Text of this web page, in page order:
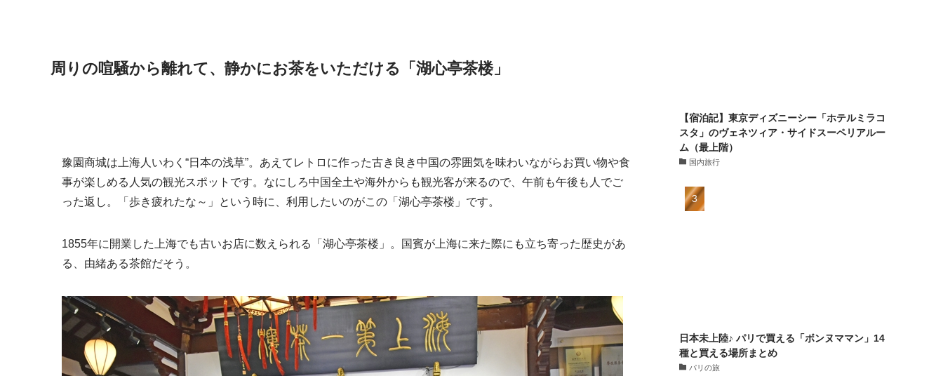
周りの喧騒から離れて、静かにお茶をいただける「湖心亭茶楼」
豫園商城は上海人いわく“日本の浅草”。あえてレトロに作った古き良き中国の雰囲気を味わいながらお買い物や食
事が楽しめる人気の観光スポットです。なにしろ中国全土や海外からも観光客が来るので、午前も午後も人でご
った返し。「歩き疲れたな～」という時に、利用したいのがこの「湖心亭茶楼」です。
1855年に開業した上海でも古いお店に数えられる「湖心亭茶楼」。国賓が上海に来た際にも立ち寄った歴史があ
る、由緒ある茶館だそう。
【宿泊記】東京ディズニーシー「ホテルミラコ
スタ」のヴェネツィア・サイドスーペリアルー
ム（最上階）
国内旅行
日本未上陸♪ パリで買える「ボンヌママン」14
種と買える場所まとめ
パリの旅